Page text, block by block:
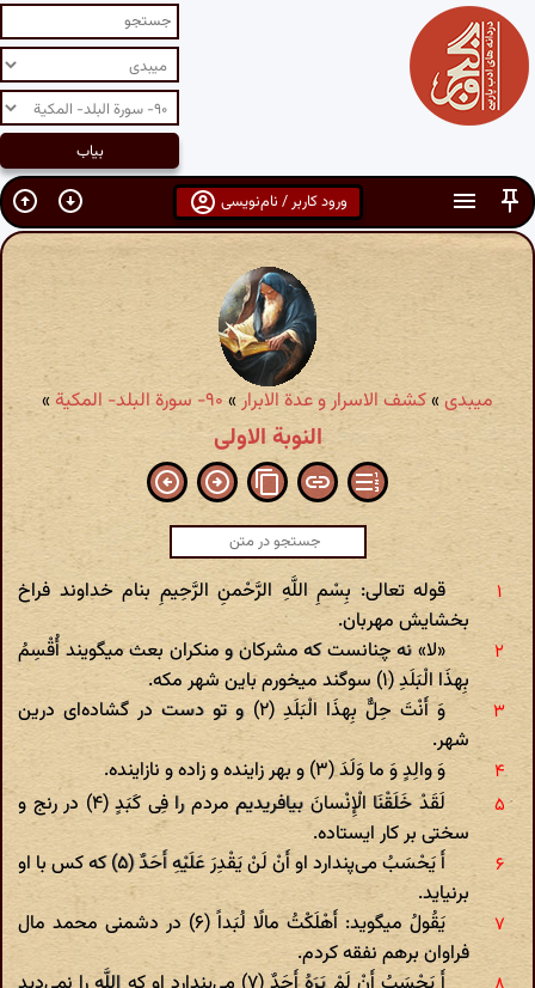
ورود کاربر / نام‌نویسی
میبدی »کشف الاسرار و عدة الابرار» ۹۰- سورة البلد- المکیة »
النوبة الاولى
قوله تعالی: بِسْمِ اللَّهِ الرَّحْمنِ الرَّحِیمِ بنام خداوند فراخ
بخشایش مهربان.
«لا» نه چنانست که مشرکان و منکران بعث میگویند أُقْسِمُ
بِهذَا الْبَلَدِ (۱) سوگند میخورم باین شهر مکه.
وَ أَنْتَ حِلٌّ بِهذَا الْبَلَدِ (۲) و تو دست در گشاده‌ای درین
شهر.
وَ والِدٍ وَ ما وَلَدَ (۳) و بهر زاینده و زاده و نازاینده.
لَقَدْ خَلَقْنَا الْإِنْسانَ بیافریدیم مردم را فِی کَبَدٍ (۴) در رنج و
سختی بر کار ایستاده.
أَ یَحْسَبُ می‌پندارد او أَنْ لَنْ یَقْدِرَ عَلَیْهِ أَحَدٌ (۵) که کس با او
برنیاید.
یَقُولُ میگوید: أَهْلَکْتُ مالًا لُبَداً (۶) در دشمنی محمد مال
فراوان برهم نفقه کردم.